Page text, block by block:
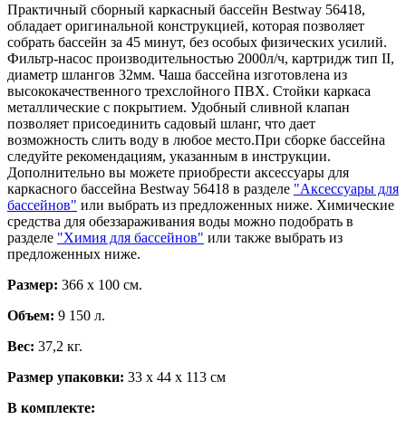
Практичный сборный каркасный бассейн Bestway 56418,
обладает оригинальной конструкцией, которая позволяет
собрать бассейн за 45 минут, без особых физических усилий.
Фильтр-насос производительностью 2000л/ч, картридж тип II,
диаметр шлангов 32мм. Чаша бассейна изготовлена из
высококачественного трехслойного ПВХ. Стойки каркаса
металлические с покрытием. Удобный сливной клапан
позволяет присоединить садовый шланг, что дает
возможность слить воду в любое место.При сборке бассейна
следуйте рекомендациям, указанным в инструкции.
Дополнительно вы можете приобрести аксессуары для
каркасного бассейна Bestway 56418 в разделе "Аксессуары для
бассейнов" или выбрать из предложенных ниже. Химические
средства для обеззараживания воды можно подобрать в
разделе "Химия для бассейнов" или также выбрать из
предложенных ниже.
Размер: 366 х 100 см.
Объем: 9 150 л.
Вес: 37,2 кг.
Размер упаковки: 33 х 44 х 113 см
В комплекте: